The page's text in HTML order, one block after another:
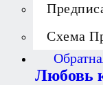
Схема
Любовь